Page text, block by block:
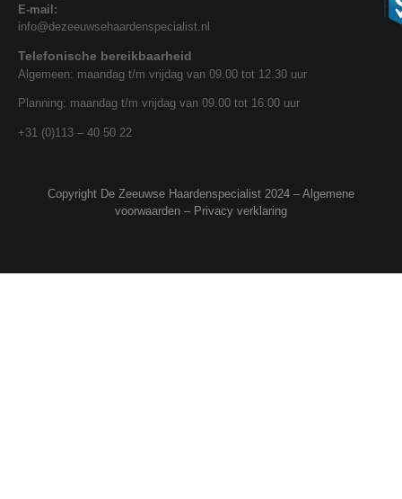
E-mail:
info@dezeeuwsehaardenspecialist.nl
Telefonische bereikbaarheid
Algemeen: maandag t/m vrijdag van 09.00 tot 12.30 uur
Planning: maandag t/m vrijdag van 09.00 tot 16.00 uur
+31 (0)113 – 40 50 22
Copyright De Zeeuwse Haardenspecialist 2024 – Algemene
voorwaarden – Privacy verklaring